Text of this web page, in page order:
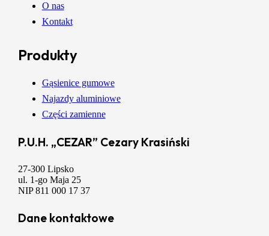
O nas
Kontakt
Produkty
Gąsienice gumowe
Najazdy aluminiowe
Części zamienne
P.U.H. „CEZAR” Cezary Krasiński
27-300 Lipsko
ul. 1-go Maja 25
NIP 811 000 17 37
Dane kontaktowe